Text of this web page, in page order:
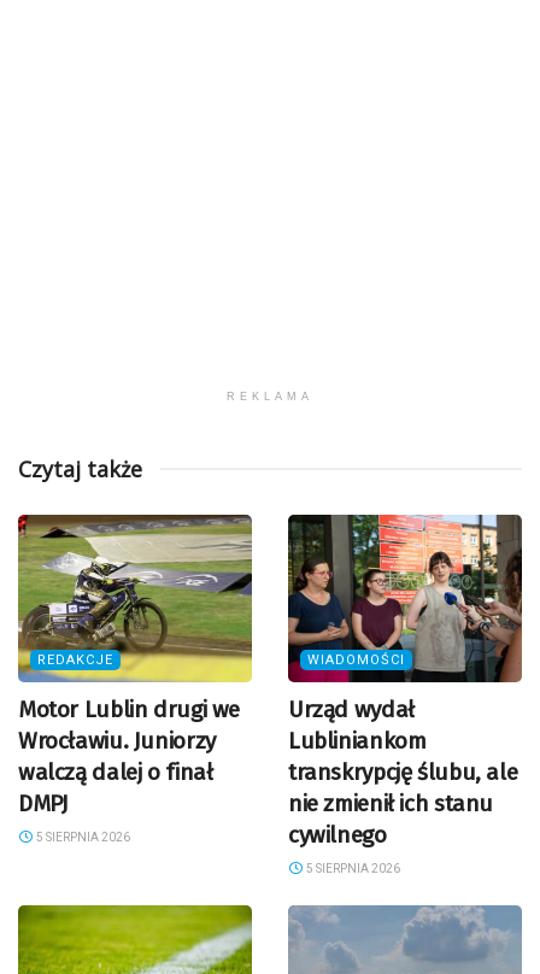
REKLAMA
Czytaj także
REDAKCJE
Motor Lublin drugi we
Wrocławiu. Juniorzy
walczą dalej o finał
DMPJ
5 SIERPNIA 2026
WIADOMOŚCI
Urząd wydał
Lubliniankom
transkrypcję ślubu, ale
nie zmienił ich stanu
cywilnego
5 SIERPNIA 2026